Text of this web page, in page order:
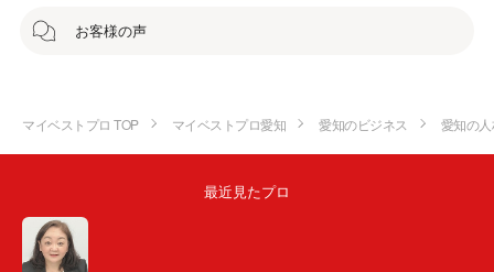
お客様の声
マイベストプロ TOP マイベストプロ愛知 愛知のビジネス 愛知の
最近見たプロ